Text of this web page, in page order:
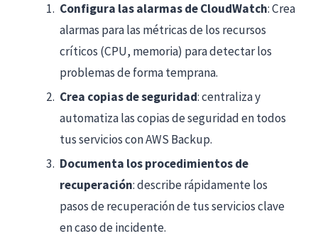
Configura las alarmas de CloudWatch: Crea
alarmas para las métricas de los recursos
críticos (CPU, memoria) para detectar los
problemas de forma temprana.
Crea copias de seguridad: centraliza y
automatiza las copias de seguridad en todos
tus servicios con AWS Backup.
Documenta los procedimientos de
recuperación: describe rápidamente los
pasos de recuperación de tus servicios clave
en caso de incidente.